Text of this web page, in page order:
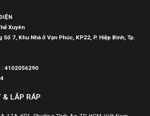
Xuyên
7, Khu Nhà ở Vạn Phúc, KP22, P. Hiệp Bình, Tp.
: 4102056290
& LẮP RÁP